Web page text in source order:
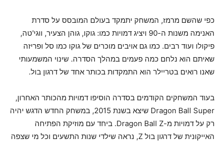
כפי שהשם מרמז, המשחק יתמקד בעולם המובסס על סדרת
האנימה משנות ה-90 ויציג דמויות כמו: גוקו, גוהן הצעיר, ווגי'טה,
פיקולו ועוד רבים. כמו גם אויבים מוכרים של גוקו כמו סל ופריזה
שאיתם הוא נלחם כמה פעמים במהלך הסדרה. שינוי המשמעותי
שאנו רואים בטריילר הוא התמקדות בכותר אחד של דרגון בול.
בעוד המשחקים הקודמים בסדרה הוסיפו דמויות מהכותר האחרון,
Dragon Ball Super שיצא בשנת 2015, במשחק החדש הדגש יהיה
רק על דמויות מ-Dragon Ball Z. ביחד עם מוזיקת הפתיחה
האייקונית של דרגון בול Z, נראה שילדי שנות התשעים וכל מי שצפה